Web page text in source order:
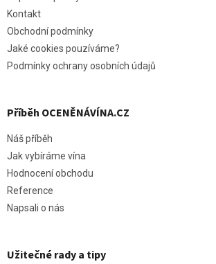
Kontakt
Obchodní podmínky
Jaké cookies pouzíváme?
Podmínky ochrany osobních údajů
Příběh OCENĚNÁVÍNA.CZ
Náš příběh
Jak vybíráme vína
Hodnocení obchodu
Reference
Napsali o nás
Užitečné rady a tipy